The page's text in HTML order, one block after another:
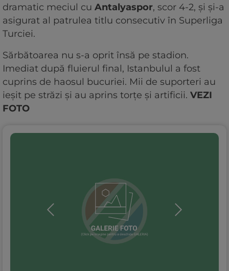
dramatic meciul cu Antalyaspor, scor 4-2, și și-a
asigurat al patrulea titlu consecutiv în Superliga
Turciei.
Sărbătoarea nu s-a oprit însă pe stadion.
Imediat după fluierul final, Istanbulul a fost
cuprins de haosul bucuriei. Mii de suporteri au
ieșit pe străzi și au aprins torțe și artificii. VEZI
FOTO